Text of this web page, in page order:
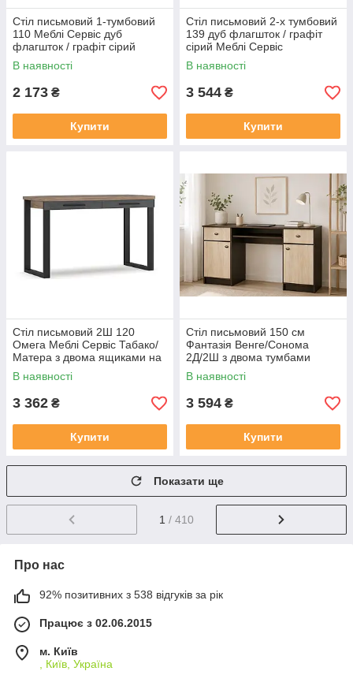
Стіл письмовий 1-тумбовий
110 Меблі Сервіс дуб
флагшток / графіт сірий
В наявності
2 173 ₴
Купити
Стіл письмовий 2-х тумбовий
139 дуб флагшток / графіт
сірий Меблі Сервіс
В наявності
3 544 ₴
Купити
Стіл письмовий 2Ш 120
Омега Меблі Сервіс Табако/
Матера з двома ящиками на
металевих ніжках
В наявності
3 362 ₴
Купити
Стіл письмовий 150 см
Фантазія Венге/Сонома
2Д/2Ш з двома тумбами
Меблі Сервіс
В наявності
3 594 ₴
Купити
Показати ще
1 / 410
Про нас
92% позитивних з 538 відгуків за рік
Працює з 02.06.2015
м. Київ
, Київ, Україна